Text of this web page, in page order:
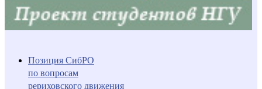
Позиция СибРО
по вопросам
рериховского движения